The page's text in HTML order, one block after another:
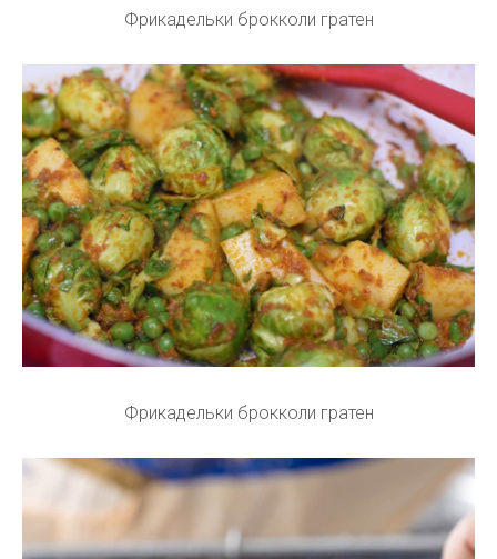
Фрикадельки брокколи гратен
Фрикадельки брокколи гратен